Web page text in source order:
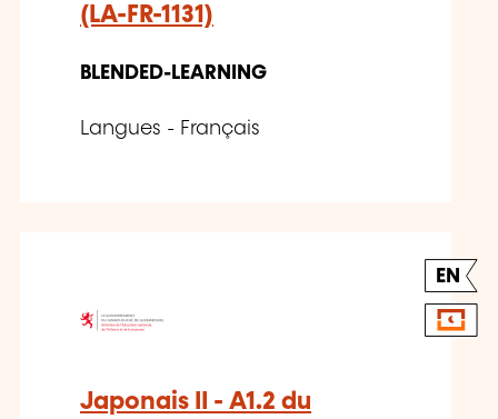
(LA-FR-1131)
BLENDED-LEARNING
Langues - Français
EN
Japonais II - A1.2 du